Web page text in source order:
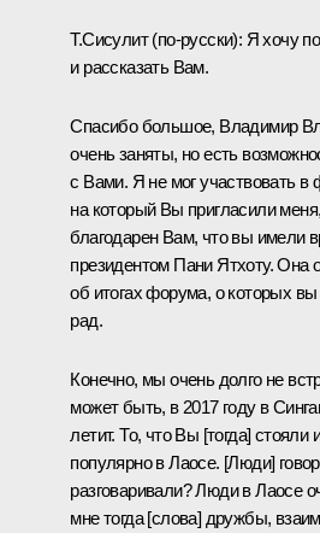
Т.Сисулит(по-русски): Я хочу
и рассказать Вам.
Спасибо большое, Владимир
очень заняты, но есть
с Вами. Я не мог участвовать в
на который Вы пригласили
благодарен Вам, что вы имели
президентом Пани Ятхоту. Она
об итогах форума, о которых
рад.
Конечно, мы очень долго не
может быть, в 2017 году в
летит. То, что Вы [тогда] стояли
популярно в Лаосе. [Люди]
разговаривали? Люди в Лаосе
мне тогда [слова] дружбы,